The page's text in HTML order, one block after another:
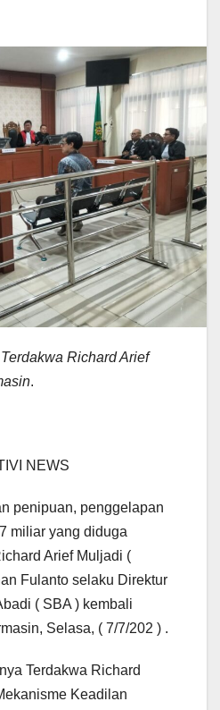
Richard Arief
.
NEWS
penipuan, penggelapan
miliar yang diduga
Arief Muljadi (
Fulanto selaku Direktur
( SBA ) kembali
Selasa, ( 7/7/202 ) .
Terdakwa Richard
Keadilan